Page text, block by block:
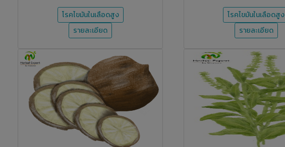
โรคไขมันในเลือดสูง
รายละเอียด
โรคไขมันในเลือดสูง
รายละเอียด